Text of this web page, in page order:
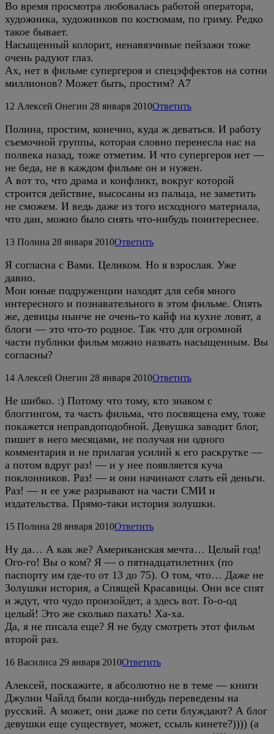
Во время просмотра любовалась работой оператора,
художника, художников по костюмам, по гриму. Редко
такое бывает.
Насыщенный колорит, ненавязчивые пейзажи тоже
очень радуют глаз.
Ах, нет в фильме супергероя и спецэффектов на сотни
миллионов? Может быть, простим? А7
12 Алексей Онегин 28 января 2010Ответить
Полина, простим, конечно, куда ж деваться. И работу
съемочной группы, которая словно перенесла нас на
полвека назад, тоже отметим. И что супергероя нет —
не беда, не в каждом фильме он и нужен.
А вот то, что драма и конфликт, вокруг которой
строится действие, высосаны из пальца, не заметить
не сможем. И ведь даже из того исходного материала,
что дан, можно было снять что-нибудь поинтереснее.
13 Полина 28 января 2010Ответить
Я согласна с Вами. Целиком. Но я взрослая. Уже
давно.
Мои юные подруженции находят для себя много
интересного и познавательного в этом фильме. Опять
же, девицы нынче не очень-то кайф на кухне ловят, а
блоги — это что-то родное. Так что для огромной
части публики фильм можно назвать насыщенным. Вы
согласны?
14 Алексей Онегин 28 января 2010Ответить
Не шибко. :) Потому что тому, кто знаком с
блоггингом, та часть фильма, что посвящена ему, тоже
покажется неправдоподобной. Девушка заводит блог,
пишет в него месяцами, не получая ни одного
комментария и не прилагая усилий к его раскрутке —
а потом вдруг раз! — и у нее появляется куча
поклонников. Раз! — и они начинают слать ей деньги.
Раз! — и ее уже разрывают на части СМИ и
издательства. Прямо-таки история золушки.
15 Полина 28 января 2010Ответить
Ну да… А как же? Американская мечта… Целый год!
Ого-го! Вы о ком? Я — о пятнадцатилетних (по
паспорту им где-то от 13 до 75). О том, что… Даже не
Золушки история, а Спящей Красавицы. Они все спят
и ждут, что чудо произойдет, а здесь вот. Го-о-од
целый! Это же сколько пахать! Ха-ха.
Да, я не писала еще? Я не буду смотреть этот фильм
второй раз.
16 Василиса 29 января 2010Ответить
Алексей, поскажите, я абсолютно не в теме — книги
Джулии Чайлд были когда-нибудь переведены на
русский. А может, они даже по сети блуждают? А блог
девушки еще существует, может, ссыль кинете?)))) (а